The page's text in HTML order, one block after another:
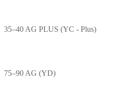
35–40 AG PLUS (YC - Plus)
75–90 AG (YD)